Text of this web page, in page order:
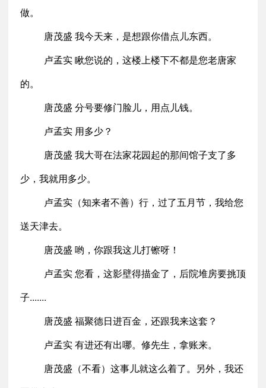
做。
唐茂盛 我今天来，是想跟你借点儿东西。
卢孟实 瞅您说的，这楼上楼下不都是您老唐家
的。
唐茂盛 分号要修门脸儿，用点儿钱。
卢孟实 用多少？
唐茂盛 我大哥在法家花园起的那间馆子支了多
少，我就用多少。
卢孟实（知来者不善）行，过了五月节，我给您
送天津去。
唐茂盛 哟，你跟我这儿打镲呀！
卢孟实 您看，这影壁得描金了，后院堆房要挑顶
子.......
唐茂盛 福聚德日进百金，还跟我来这套？
卢孟实 有进还有出哪。修先生，拿账来。
唐茂盛（不看）这事儿就这么着了。另外，我还